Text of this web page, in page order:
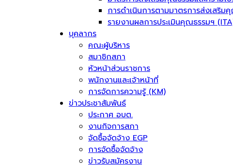
การดำเนินการตามมาตรการส่งเสริม
รายงานผลการประเมินคุณธรรมฯ
บุคลากร
คณะผู้บริหาร
สมาชิกสภา
หัวหน้าส่วนราชการ
พนักงานและเจ้าหน้าที่
การจัดการความรู้ (KM)
ข่าวประชาสัมพันธ์
ประกาศ อบต.
งานกิจการสภา
จัดซื้อจัดจ้าง EGP
การจัดซื้อจัดจ้าง
ข่าวรับสมัครงาน